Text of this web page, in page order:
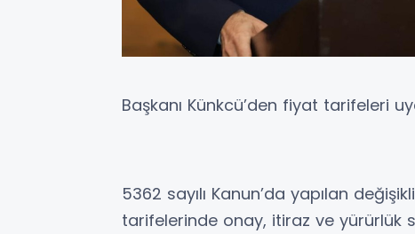
Başkanı Künkcü’den fiyat tarifeleri
5362 sayılı Kanun’da yapılan
tarifelerinde onay, itiraz ve yürürlük